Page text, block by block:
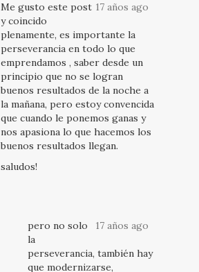
17 años ago
Me gusto este post
y coincido
plenamente, es importante la
perseverancia en todo lo que
emprendamos , saber desde un
principio que no se logran
buenos resultados de la noche a
la mañana, pero estoy convencida
que cuando le ponemos ganas y
nos apasiona lo que hacemos los
buenos resultados llegan.
saludos!
17 años ago
pero no solo
la
perseverancia, también hay
que modernizarse,